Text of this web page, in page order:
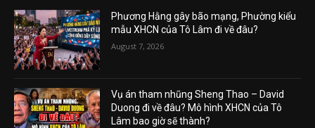
Phương Hằng gây bão mạng, Phường kiểu
mẫu XHCN của Tô Lâm đi về đâu?
August 7, 2026
Vụ án tham nhũng Sheng Thao – David
Duong đi về đâu? Mô hình XHCN của Tô
Lâm bao giờ sẽ thành?